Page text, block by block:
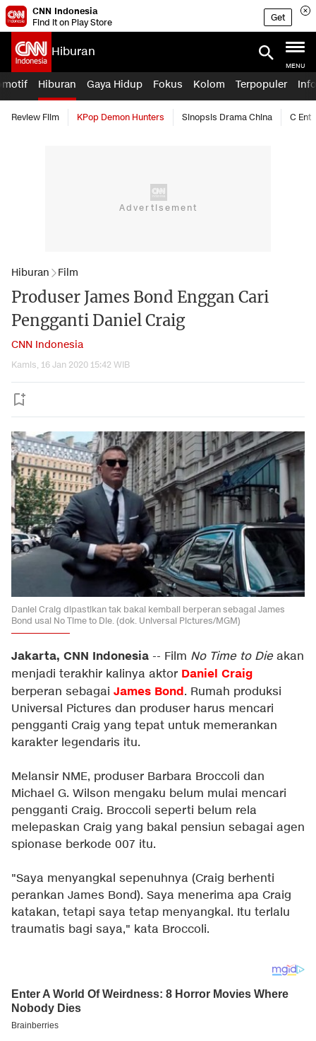
CNN Indonesia
Find it on Play Store
Get
Hiburan
MENU
Hiburan Gaya Hidup Fokus Kolom Terpopuler
Review Film KPop Demon Hunters Sinopsis Drama China C Ent
Hiburan Film
Produser James Bond Enggan Cari
Pengganti Daniel Craig
CNN Indonesia
Kamis, 16 Jan 2020 15:42 WIB
Daniel Craig dipastikan tak bakal kembali berperan sebagai James
Bond usai No Time to Die. (dok. Universal Pictures/MGM)
Jakarta, CNN Indonesia -- Film No Time to Die akan
menjadi terakhir kalinya aktor Daniel Craig
berperan sebagai James Bond. Rumah produksi
Universal Pictures dan produser harus mencari
pengganti Craig yang tepat untuk memerankan
karakter legendaris itu.
Melansir NME, produser Barbara Broccoli dan
Michael G. Wilson mengaku belum mulai mencari
pengganti Craig. Broccoli seperti belum rela
melepaskan Craig yang bakal pensiun sebagai agen
spionase berkode 007 itu.
"Saya menyangkal sepenuhnya (Craig berhenti
perankan James Bond). Saya menerima apa Craig
katakan, tetapi saya tetap menyangkal. Itu terlalu
traumatis bagi saya," kata Broccoli.